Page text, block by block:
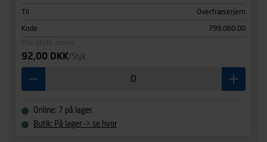
Til Overfræserjern
Kode
799.060.00
92,00 DKK/Styk
Online: 7 på lager.
Butik: På lager -> se hvor